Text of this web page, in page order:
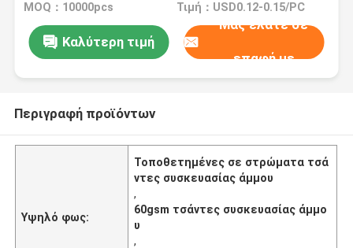
MOQ：10000pcs Τιμή：USD0.12-0.15/PC
Καλύτερη τιμή
Μας ελάτε σε
επαφή με
Περιγραφή προϊόντων
Υψηλό φως:
Τοποθετημένες σε στρώματα τσά
ντες συσκευασίας άμμου
,
60gsm τσάντες συσκευασίας άμμο
υ
,